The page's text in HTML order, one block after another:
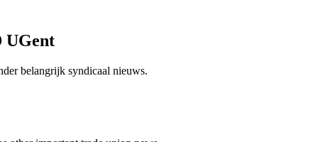
UGent
belangrijk syndicaal nieuws.